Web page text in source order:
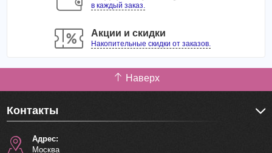
в каждый заказ.
Акции и скидки
Накопительные скидки от заказов.
Наверх
Контакты
Адрес:
Москва